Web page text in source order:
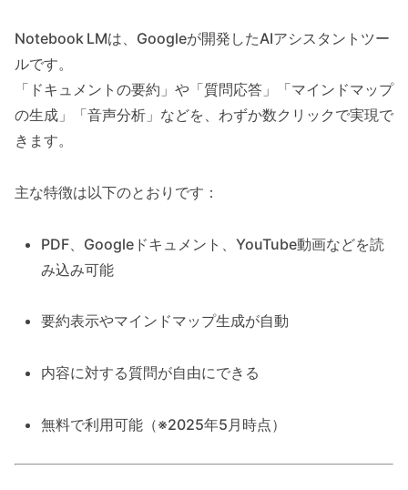
Notebook LMは、Googleが開発したAIアシスタントツー
ルです。
「ドキュメントの要約」や「質問応答」「マインドマップ
の生成」「音声分析」などを、わずか数クリックで実現で
きます。
主な特徴は以下のとおりです：
PDF、Googleドキュメント、YouTube動画などを読
み込み可能
要約表示やマインドマップ生成が自動
内容に対する質問が自由にできる
無料で利用可能（※2025年5月時点）